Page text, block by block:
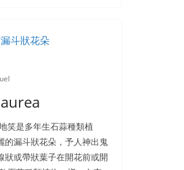
笑是多年生石蒜種類植
的漏斗狀花朵，予人神出鬼
狀或帶狀葉子在開花前或開